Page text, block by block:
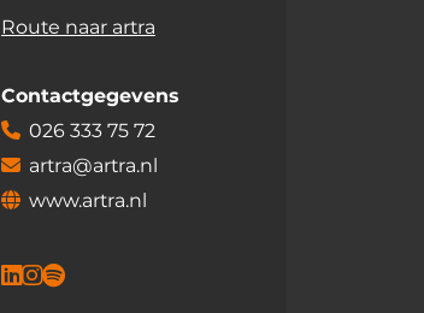
Route naar artra
Contactgegevens
026 333 75 72
artra@artra.nl
www.artra.nl